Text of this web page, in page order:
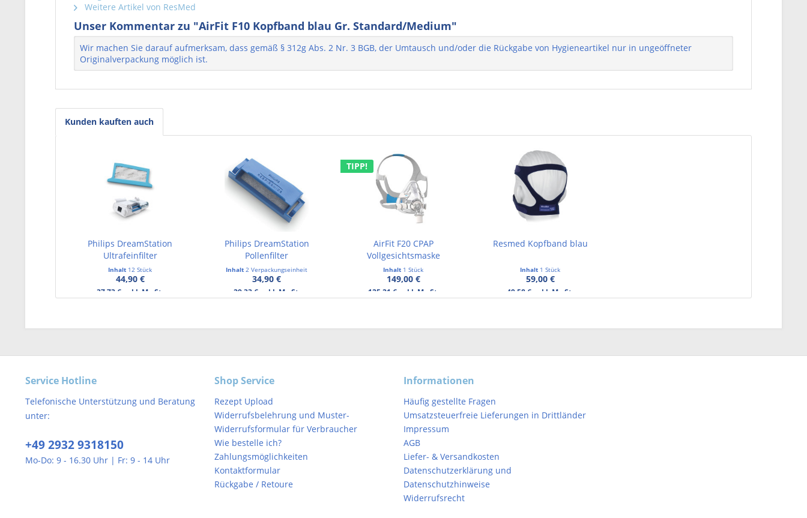
Weitere Artikel von ResMed
Unser Kommentar zu "AirFit F10 Kopfband blau Gr. Standard/Medium"
Wir machen Sie darauf aufmerksam, dass gemäß § 312g Abs. 2 Nr. 3 BGB, der Umtausch und/oder die Rückgabe von Hygieneartikel nur in ungeöffneter
Originalverpackung möglich ist.
Kunden kauften auch
Philips DreamStation
Ultrafeinfilter
Inhalt 12 Stück
44,90 €
37,73 € exkl. MwSt.
Philips DreamStation
Pollenfilter
Inhalt2 Verpackungseinheit
34,90 €
29,33 € exkl. MwSt.
TIPP!
AirFit F20 CPAP
Vollgesichtsmaske
Inhalt 1 Stück
149,00 €
125,21 € exkl. MwSt.
Resmed Kopfband blau
Inhalt 1 Stück
59,00 €
49,58 € exkl. MwSt.
Service Hotline
Telefonische Unterstützung und Beratung
unter:
+49 2932 9318150
Mo-Do: 9 - 16.30 Uhr | Fr: 9 - 14 Uhr
Shop Service
Rezept Upload
Widerrufsbelehrung und Muster-
Widerrufsformular für Verbraucher
Wie bestelle ich?
Zahlungsmöglichkeiten
Kontaktformular
Rückgabe / Retoure
Informationen
Häufig gestellte Fragen
Umsatzsteuerfreie Lieferungen in Drittländer
Impressum
AGB
Liefer- & Versandkosten
Datenschutzerklärung und
Datenschutzhinweise
Widerrufsrecht